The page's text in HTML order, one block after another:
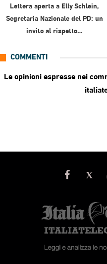
Lettera aperta a Elly Schlein,
Segretaria Nazionale del PD: un
invito al rispetto…
COMMENTI
Le opinioni espresse nei